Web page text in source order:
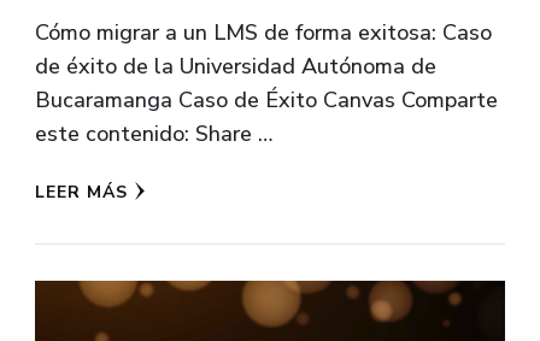
Cómo migrar a un LMS de forma exitosa: Caso
de éxito de la Universidad Autónoma de
Bucaramanga Caso de Éxito Canvas Comparte
este contenido: Share …
LEER MÁS